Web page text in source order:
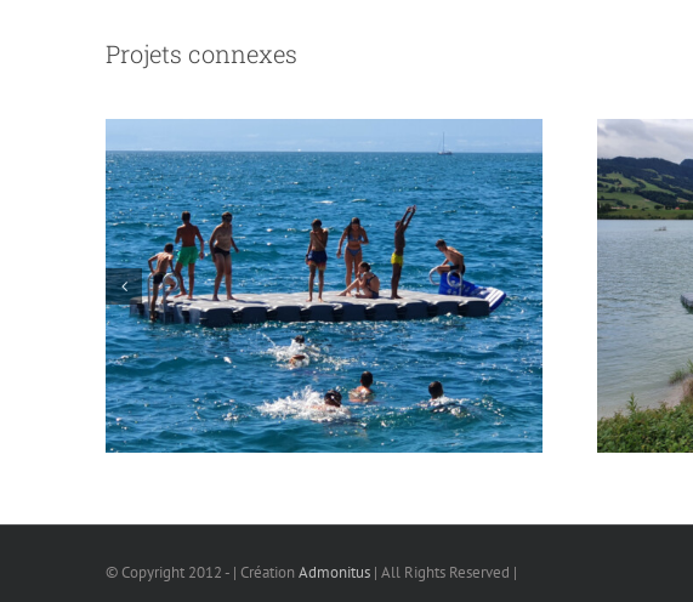
Projets connexes
© Copyright 2012 - | Création Admonitus | All Rights Reserved |